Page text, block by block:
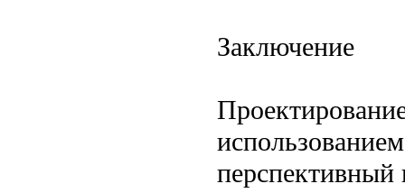
Заключение
перспективный